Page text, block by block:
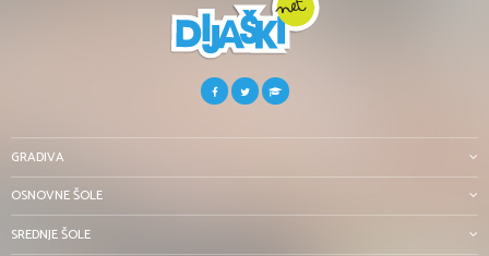
GRADIVA
OSNOVNE ŠOLE
SREDNJE ŠOLE